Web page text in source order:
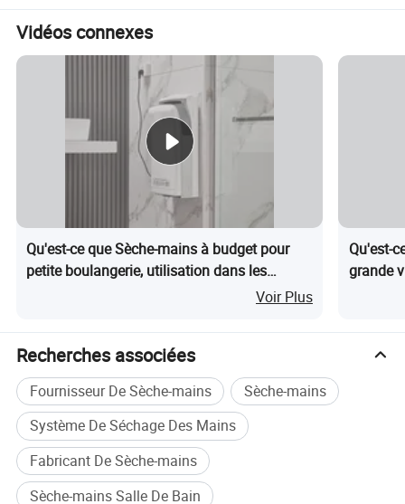
Vidéos connexes
Qu'est-ce que Sèche-mains à budget pour
petite boulangerie, utilisation dans les
Voir Plus
Qu'est-
grande
Recherches associées
Fournisseur De Sèche-mains
Sèche-mains
Système De Séchage Des Mains
Fabricant De Sèche-mains
Sèche-mains Salle De Bain